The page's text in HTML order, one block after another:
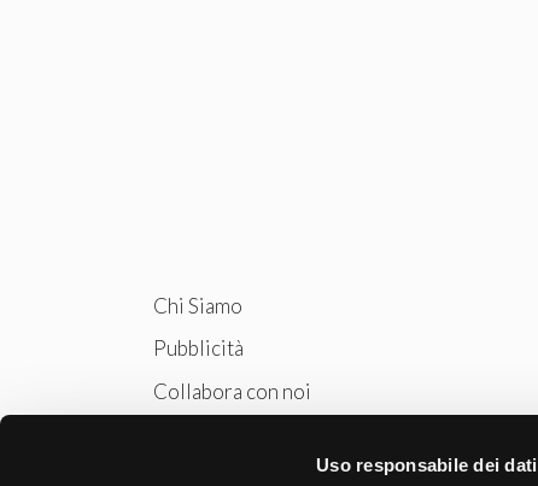
Uso responsabile dei dati
Chi Siamo
Pubblicità
Collabora con noi